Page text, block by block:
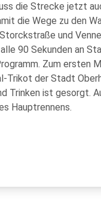
die Strecke jetzt
die Wege zu den
und
90 Sekunden an
Zum ersten
Trikot der Stadt
Trinken ist gesorgt.
Hauptrennens.